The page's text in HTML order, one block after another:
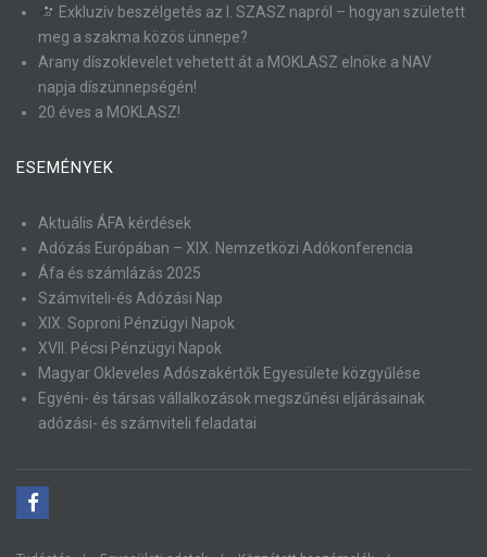
Exkluzív beszélgetés az I. SZASZ napról – hogyan született
meg a szakma közös ünnepe?
Arany díszoklevelet vehetett át a MOKLASZ elnöke a NAV
napja díszünnepségén!
20 éves a MOKLASZ!
ESEMÉNYEK
Aktuális ÁFA kérdések
Adózás Európában – XIX. Nemzetközi Adókonferencia
Áfa és számlázás 2025
Számviteli-és Adózási Nap
XIX. Soproni Pénzügyi Napok
XVII. Pécsi Pénzügyi Napok
Magyar Okleveles Adószakértők Egyesülete közgyűlése
Egyéni- és társas vállalkozások megszűnési eljárásainak
adózási- és számviteli feladatai